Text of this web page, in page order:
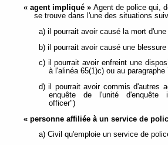
« agent impliqué » Agent de police qui,
se trouve dans l'une des situations
a) il pourrait avoir causé la mort d'une
b) il pourrait avoir causé une
c) il pourrait avoir enfreint une
à l'alinéa 65(1)c) ou au paragraphe
d) il pourrait avoir commis d'autres
enquête de l'unité d'enquête
officer")
« personne affiliée à un service de
a) Civil qu'emploie un service de